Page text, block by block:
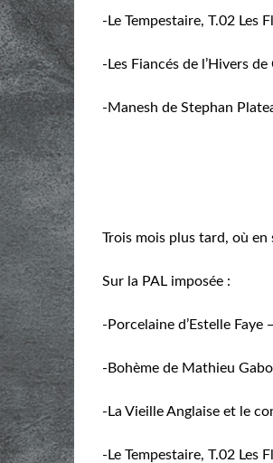
-Le Tempestaire, T.02 Les
-Les Fiancés de l’Hivers
-Manesh de Stephan
Trois mois plus tard, où en
Sur la PAL imposée :
-Porcelaine d’Estelle
-Bohème de Mathieu
-La Vieille Anglaise et le
-Le Tempestaire, T.02 Les